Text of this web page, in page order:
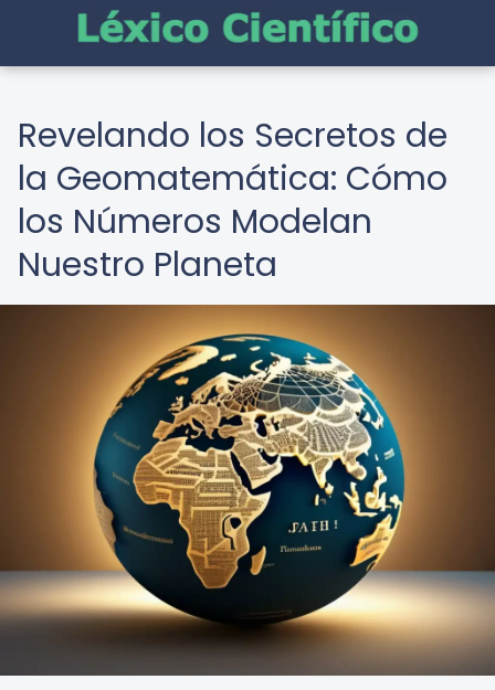
Revelando los Secretos de
la Geomatemática: Cómo
los Números Modelan
Nuestro Planeta